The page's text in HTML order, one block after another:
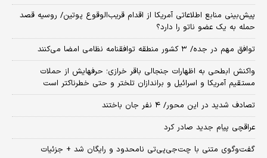
پیش‌بینی منابع اطلاعاتی آمریکا از اقدام قریب‌الوقوع پوتین/ روسیه قصد
حمله به یک عضو ناتو را دارد؟
توافق مهم در جده/ ۳ کشور منطقه توافقنامه نظامی امضا می‌کنند
واکنش ابطحی به اظهارات جنجالی باقر خرازی؛ حرفهایش از حملات
مستقیم آمریکا و اسرائیل و براندازان تلختر و حتی خطرناکتر است
تصادف شدید در این محور/ ۴ نفر جان باختند
عراقچی پیام جدید صادر کرد
گفت‌وگوی متنی با چت‌جی‌پی‌تی نامحدود و رایگان شد + جزئیات